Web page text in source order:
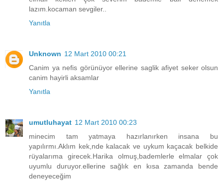
lazım.kocaman sevgiler..
Yanıtla
Unknown 12 Mart 2010 00:21
Canim ya nefis görünüyor ellerine saglik afiyet seker olsun
canim hayirli aksamlar
Yanıtla
umutluhayat 12 Mart 2010 00:23
minecim tam yatmaya hazırlanırken insana bu
yapılırmı.Aklım kek,nde kalacak ve uykum kaçacak belkide
rüyalarıma girecek.Harika olmuş,bademlerle elmalar çok
uyumlu duruyor.ellerine sağlık en kısa zamanda bende
deneyeceğim